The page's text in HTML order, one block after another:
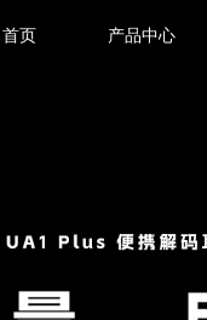
首页 产品中心